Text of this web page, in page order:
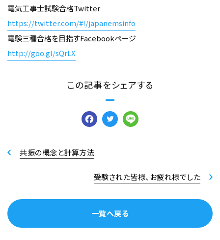
電気工事士試験合格Twitter
https://twitter.com/#!/japanemsinfo
電験三種合格を目指すFacebookページ
http://goo.gl/sQrLX
この記事をシェアする
Facebook
Twitter
共振の概念と計算方法
一覧へ戻る
受験された皆様、お疲れ様でした